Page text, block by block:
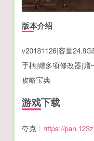
版本介绍
v20181126|容量
手柄|赠多项修改器|赠
攻略宝典
游戏下载
夸克： https://